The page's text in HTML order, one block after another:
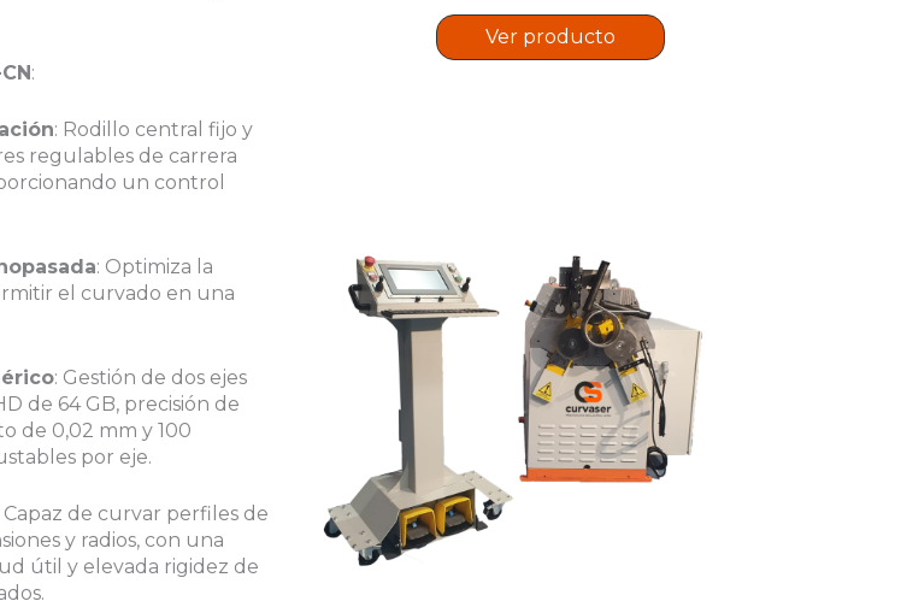
Ver producto
:
: Rodillo central fijo y
regulables de carrera
un control
: Optimiza la
el curvado en una
: Gestión de dos ejes
de 64 GB, precisión de
de 0,02 mm y 100
por eje.
Capaz de curvar perfiles de
y radios, con una
útil y elevada rigidez de